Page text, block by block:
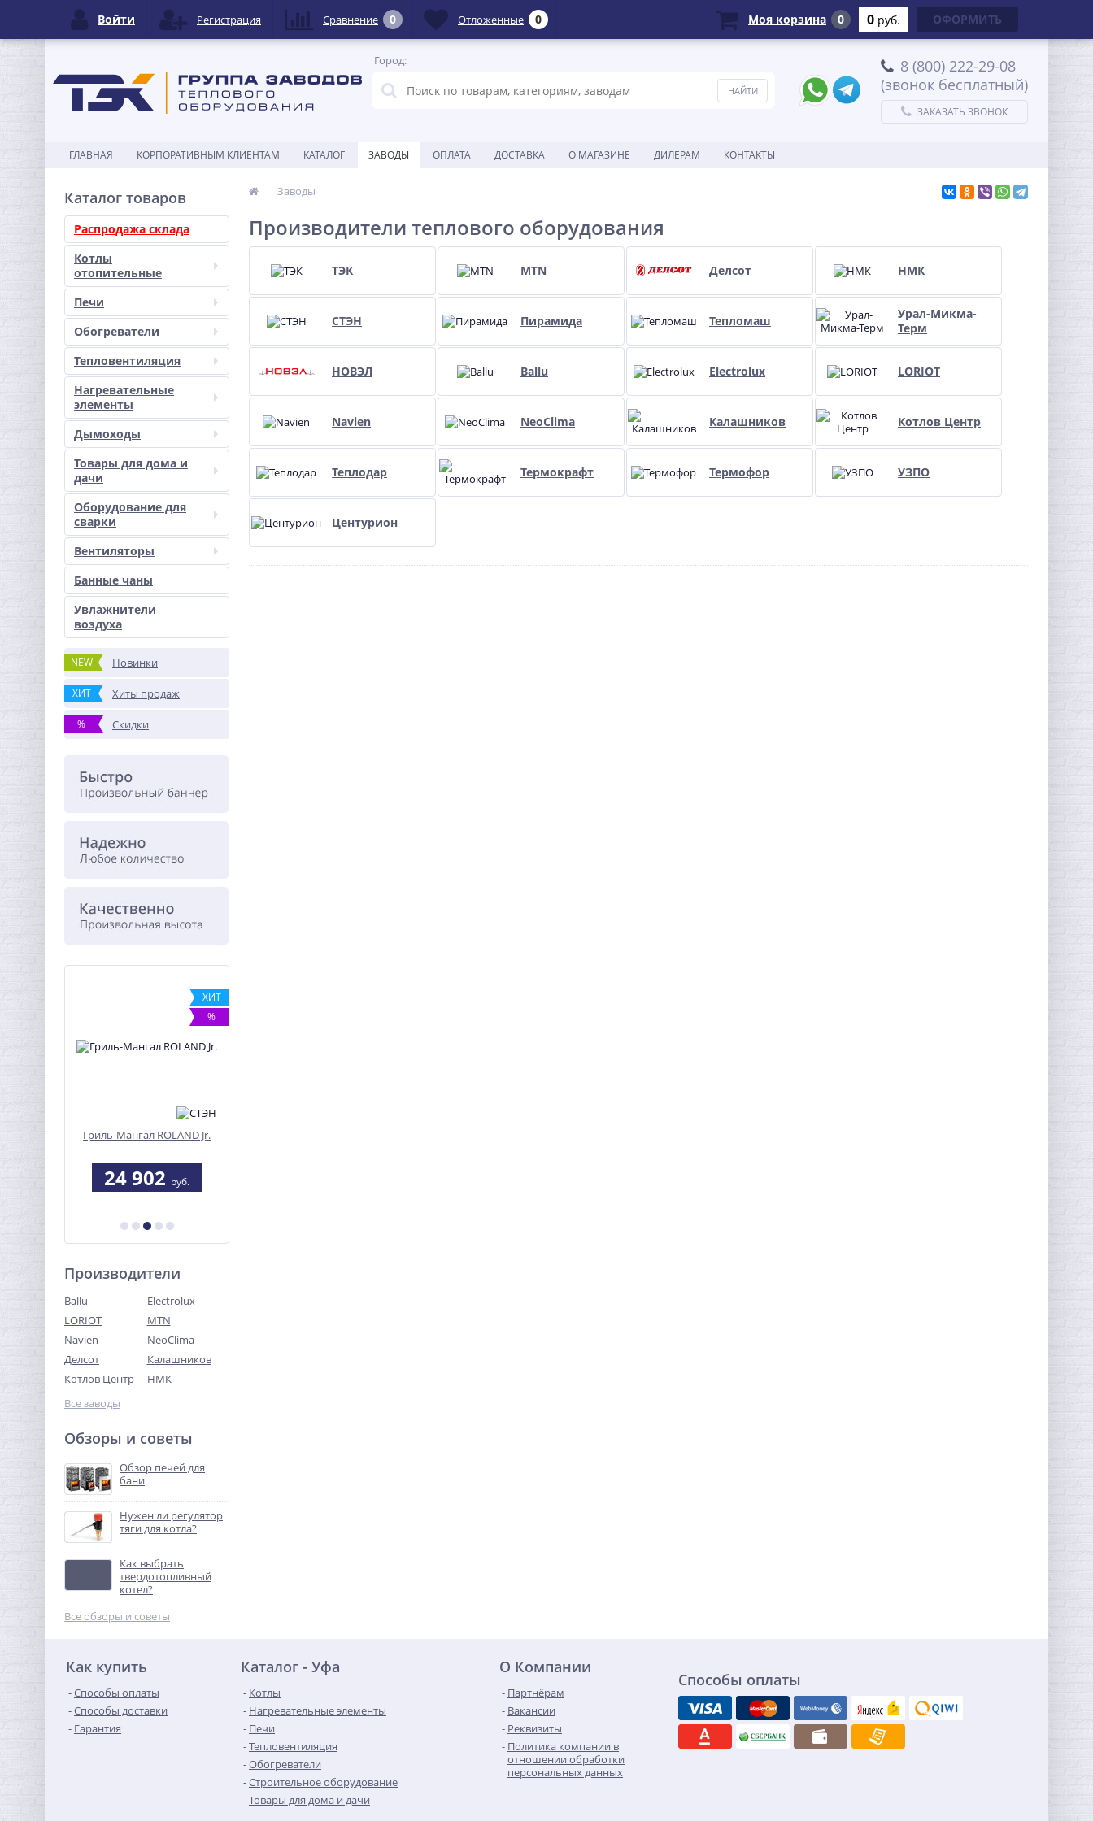
Город:
8 (800) 222-29-08
(звонок бесплатный)
ЗАКАЗАТЬ ЗВОНОК
ГЛАВНАЯ КОРПОРАТИВНЫМ КЛИЕНТАМ КАТАЛОГ ЗАВОДЫ ОПЛАТА ДОСТАВКА О МАГАЗИНЕ ДИЛЕРАМ КОНТАКТЫ
Каталог товаров
Распродажа склада
Котлы
отопительные
Печи
Обогреватели
Тепловентиляция
Нагревательные
элементы
Дымоходы
Товары для дома и
дачи
Оборудование для
сварки
Вентиляторы
Банные чаны
Увлажнители
воздуха
NEW Новинки
ХИТ Хиты продаж
% Скидки
ХИТ
%
Гриль-Мангал ROLAND Jr.
24 902 руб.
Производители
Ballu
Electrolux
LORIOT
MTN
Navien
NeoClima
Делсот
Калашников
Котлов Центр
НМК
Все заводы
Обзоры и советы
Обзор печей для
бани
Нужен ли регулятор
тяги для котла?
Как выбрать
твердотопливный
котел?
Все обзоры и советы
Заводы
Производители теплового оборудования
ТЭК MTN Делсот НМК
СТЭН Пирамида Тепломаш
Урал-Микма-
Терм
НОВЭЛ Ballu Electrolux LORIOT
Navien NeoClima Калашников Котлов Центр
Теплодар Термокрафт Термофор УЗПО
Центурион
Как купить
Способы оплаты
Способы доставки
Гарантия
Каталог - Уфа
Котлы
Нагревательные элементы
Печи
Тепловентиляция
Обогреватели
Строительное оборудование
Товары для дома и дачи
О Компании
Партнёрам
Вакансии
Реквизиты
Политика компании в
отношении обработки
персональных данных
Способы оплаты
Войти Регистрация Сравнение 0 Отложенные 0 Моя корзина 0 0 руб. ОФОРМИТЬ